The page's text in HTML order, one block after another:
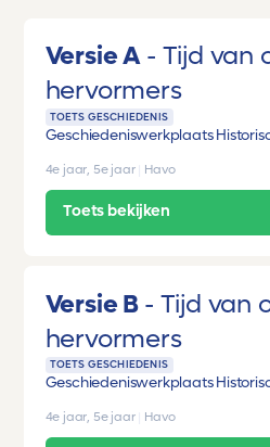
Versie A
Tijd van
hervormers
TOETS GESCHIEDENIS
Geschiedeniswerkplaats
4e jaar, 5e jaar Havo
Toets bekijken
Versie B
Tijd van
hervormers
TOETS GESCHIEDENIS
Geschiedeniswerkplaats
4e jaar, 5e jaar Havo